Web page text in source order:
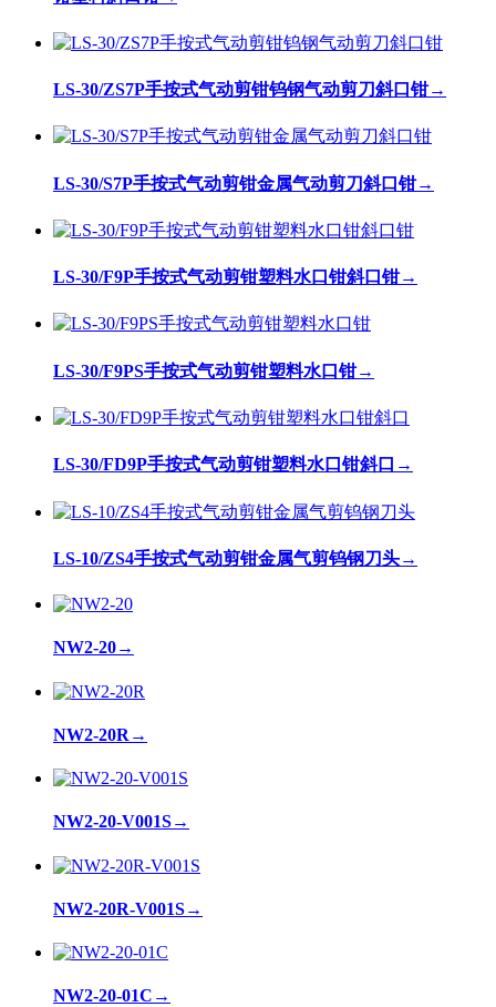
LS-30/ZS7P手按式气动剪钳钨钢气动剪刀斜口钳→
LS-30/S7P手按式气动剪钳金属气动剪刀斜口钳→
LS-30/F9P手按式气动剪钳塑料水口钳斜口钳→
LS-30/F9PS手按式气动剪钳塑料水口钳→
LS-30/FD9P手按式气动剪钳塑料水口钳斜口 →
LS-10/ZS4手按式气动剪钳金属气剪钨钢刀头→
NW2-20→
NW2-20R →
NW2-20-V001S→
NW2-20R-V001S→
NW2-20-01C →